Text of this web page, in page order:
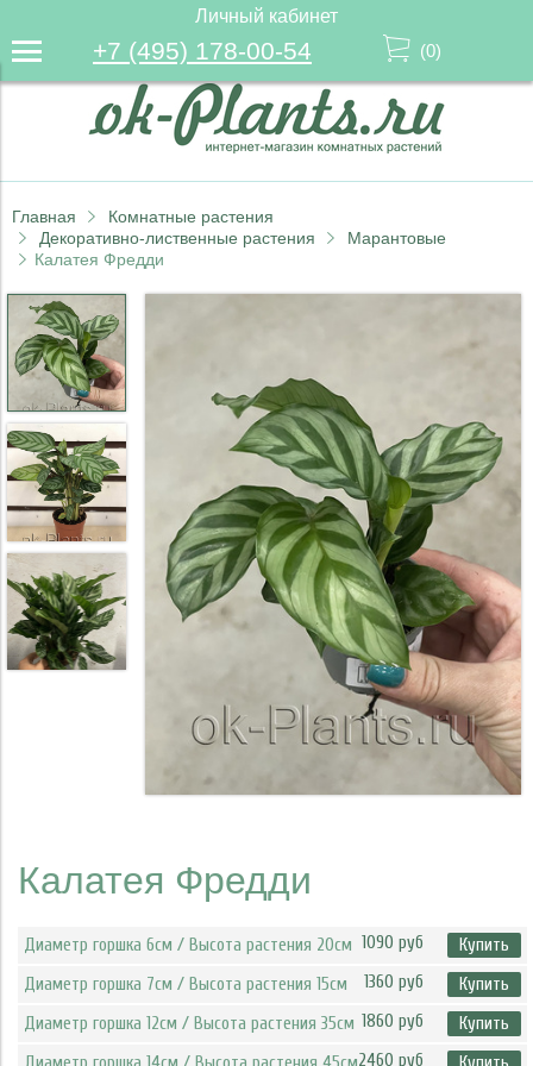
Личный кабинет
+7 (495) 178-00-54 (0)
Главная
Комнатные растения
Декоративно-лиственные растения
Марантовые
Калатея Фредди
Калатея Фредди
Диаметр горшка 6см / Высота растения 20см 1090 руб
Купить
Диаметр горшка 7см / Высота растения 15см
1360 руб
Купить
Диаметр горшка 12см / Высота растения 35см 1860 руб
Купить
2460 руб